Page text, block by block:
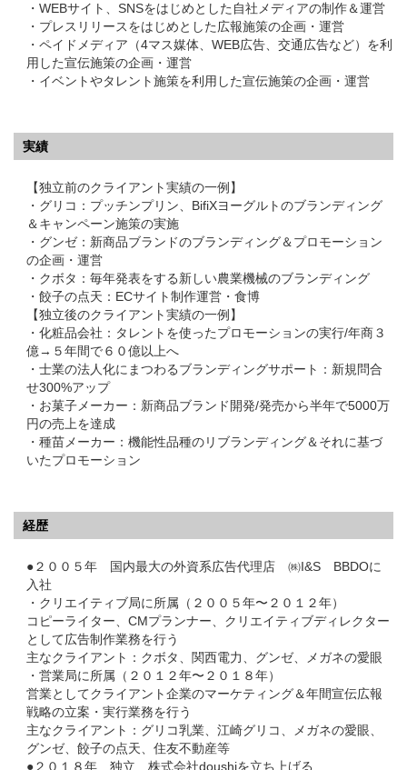
・WEBサイト、SNSをはじめとした自社メディアの制作＆運営
・プレスリリースをはじめとした広報施策の企画・運営
・ペイドメディア（4マス媒体、WEB広告、交通広告など）を利
用した宣伝施策の企画・運営
・イベントやタレント施策を利用した宣伝施策の企画・運営
実績
【独立前のクライアント実績の一例】
・グリコ：プッチンプリン、BifiXヨーグルトのブランディング
＆キャンペーン施策の実施
・グンゼ：新商品ブランドのブランディング＆プロモーション
の企画・運営
・クボタ：毎年発表をする新しい農業機械のブランディング
・餃子の点天：ECサイト制作運営・食博
【独立後のクライアント実績の一例】
・化粧品会社：タレントを使ったプロモーションの実行/年商３
億→５年間で６０億以上へ
・士業の法人化にまつわるブランディングサポート：新規問合
せ300%アップ
・お菓子メーカー：新商品ブランド開発/発売から半年で5000万
円の売上を達成
・種苗メーカー：機能性品種のリブランディング＆それに基づ
いたプロモーション
経歴
●２００５年 国内最大の外資系広告代理店 ㈱I&S BBDOに
入社
・クリエイティブ局に所属（２００５年〜２０１２年）
コピーライター、CMプランナー、クリエイティブディレクター
として広告制作業務を行う
主なクライアント：クボタ、関西電力、グンゼ、メガネの愛眼
・営業局に所属（２０１２年〜２０１８年）
営業としてクライアント企業のマーケティング＆年間宣伝広報
戦略の立案・実行業務を行う
主なクライアント：グリコ乳業、江崎グリコ、メガネの愛眼、
グンゼ、餃子の点天、住友不動産等
●２０１８年 独立 株式会社doushiを立ち上げる